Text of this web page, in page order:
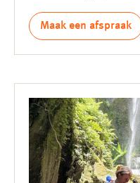
Maak een afspraak